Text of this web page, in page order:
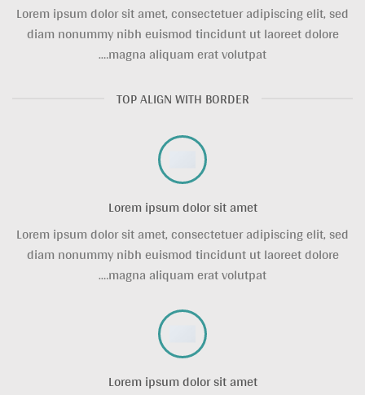
Lorem ipsum dolor sit amet, consectetuer adipiscing elit, sed
diam nonummy nibh euismod tincidunt ut laoreet dolore
magna aliquam erat volutpat….
TOP ALIGN WITH BORDER
Lorem ipsum dolor sit amet
Lorem ipsum dolor sit amet, consectetuer adipiscing elit, sed
diam nonummy nibh euismod tincidunt ut laoreet dolore
magna aliquam erat volutpat….
Lorem ipsum dolor sit amet